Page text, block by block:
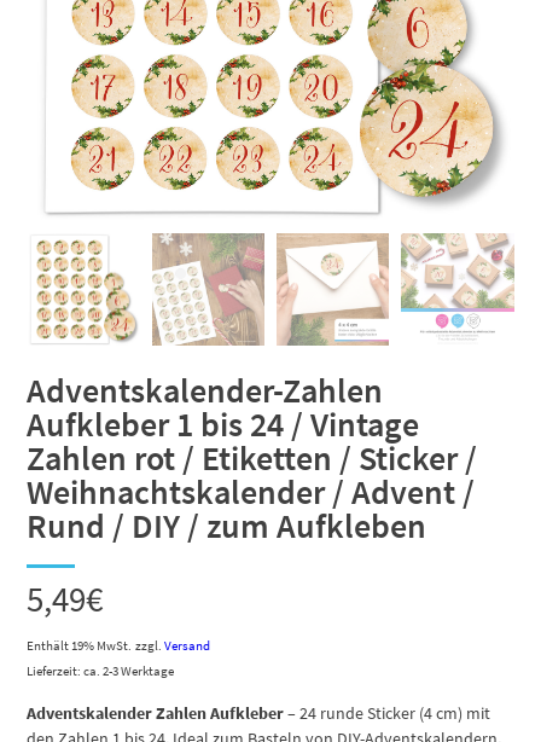
Adventskalender-Zahlen
Aufkleber 1 bis 24 / Vintage
Zahlen rot / Etiketten / Sticker /
Weihnachtskalender / Advent /
Rund / DIY / zum Aufkleben
5,49€
Enthält 19% MwSt. zzgl.Versand
Lieferzeit: ca. 2-3 Werktage
Adventskalender Zahlen Aufkleber– 24 runde Sticker (4 cm) mit